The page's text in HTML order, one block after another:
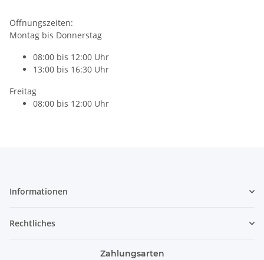
Öffnungszeiten:
Montag bis Donnerstag
08:00 bis 12:00 Uhr
13:00 bis 16:30 Uhr
Freitag
08:00 bis 12:00 Uhr
Informationen
Rechtliches
Zahlungsarten